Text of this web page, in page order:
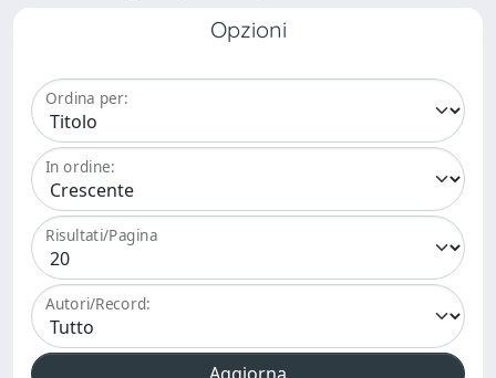
Opzioni
Ordina per:
In ordine:
Risultati/Pagina
Autori/Record: